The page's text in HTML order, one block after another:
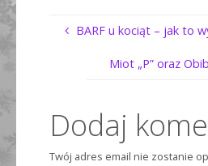
BARF u kociąt – jak to
Miot „P” oraz
Dodaj
Twój adres email nie zostanie